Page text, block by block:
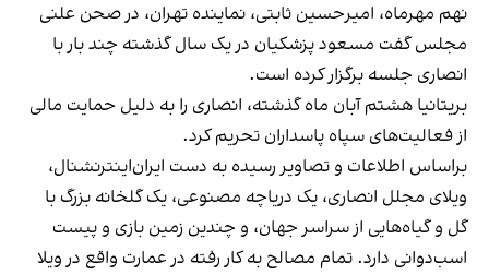
نهم مهرماه، امیرحسین ثابتی، نماینده تهران، در صحن علنی
مجلس گفت مسعود پزشکیان در یک سال گذشته چند بار با
انصاری جلسه برگزار کرده است.
بریتانیا هشتم آبان ماه گذشته، انصاری را به دلیل حمایت مالی
از فعالیت‌های سپاه پاسداران تحریم کرد.
براساس اطلاعات و تصاویر رسیده به دست ایران‌اینترنشنال،
ویلای مجلل انصاری، یک دریاچه مصنوعی، یک گلخانه بزرگ با
گل و گیاه‌هایی از سراسر جهان، و چندین زمین بازی و پیست
اسب‌دوانی دارد. تمام مصالح به کار رفته در عمارت واقع در ویلا